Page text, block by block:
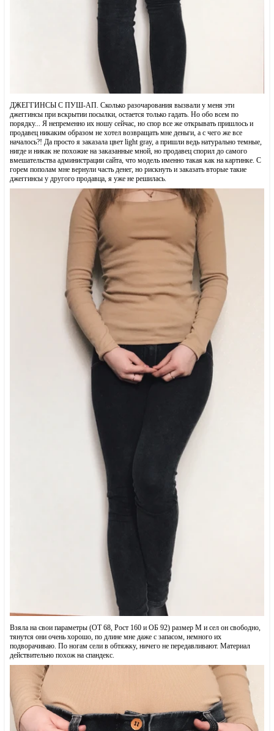
ДЖЕГГИНСЫ С ПУШ-АП. Сколько разочарования вызвали у меня эти
джеггинсы при вскрытии посылки, остается только гадать. Но обо всем по
порядку... Я непременно их ношу сейчас, но спор все же открывать пришлось и
продавец никаким образом не хотел возвращать мне деньги, а с чего же все
началось?! Да просто я заказала цвет light gray, а пришли ведь натурально темные,
нигде и никак не похожие на заказанные мной, но продавец спорил до самого
вмешательства администрации сайта, что модель именно такая как на картинке. С
горем пополам мне вернули часть денег, но рискнуть и заказать вторые такие
джеггинсы у другого продавца, я уже не решилась.
Взяла на свои параметры (ОТ 68, Рост 160 и ОБ 92) размер М и сел он свободно,
тянутся они очень хорошо, по длине мне даже с запасом, немного их
подворачиваю. По ногам сели в обтяжку, ничего не передавливают. Материал
действительно похож на спандекс.